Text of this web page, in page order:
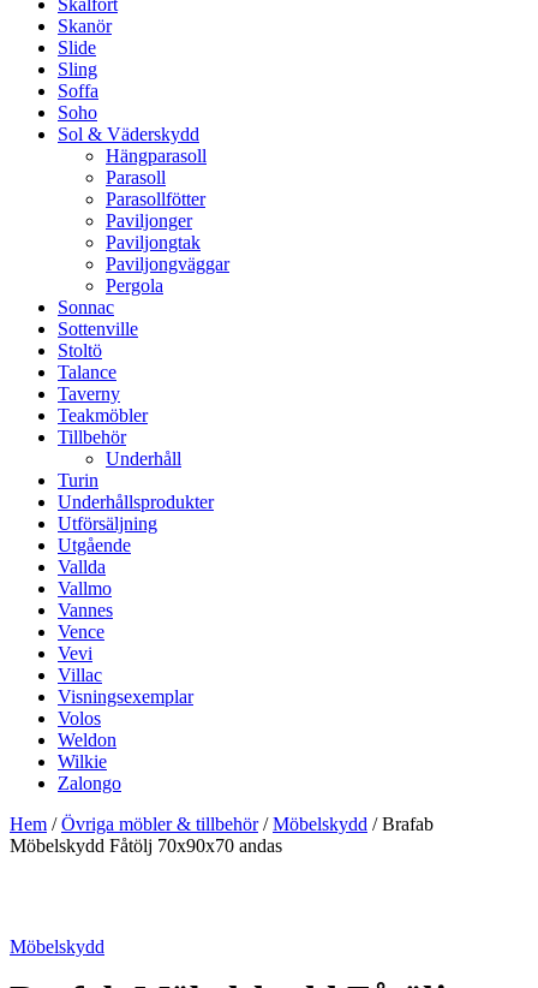
Skalfort
Skanör
Slide
Sling
Soffa
Soho
Sol & Väderskydd
Hängparasoll
Parasoll
Parasollfötter
Paviljonger
Paviljongtak
Paviljongväggar
Pergola
Sonnac
Sottenville
Stoltö
Talance
Taverny
Teakmöbler
Tillbehör
Underhåll
Turin
Underhållsprodukter
Utförsäljning
Utgående
Vallda
Vallmo
Vannes
Vence
Vevi
Villac
Visningsexemplar
Volos
Weldon
Wilkie
Zalongo
Hem /Övriga möbler & tillbehör/Möbelskydd / Brafab
Möbelskydd Fåtölj 70x90x70 andas
Möbelskydd